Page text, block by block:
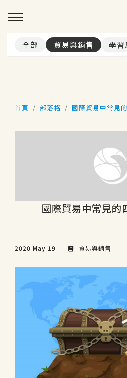
全部 貿易與銷售 學習
首頁 部落格 國際貿易中常見
國際貿易中常見的
2020 May 19 貿易與銷售